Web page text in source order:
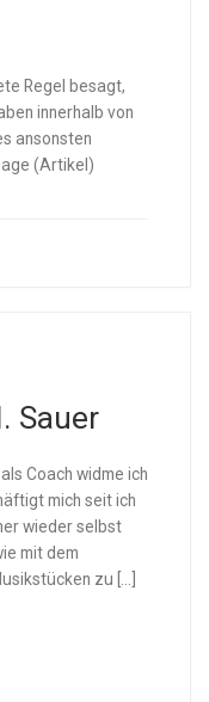
Regel besagt,
innerhalb von
ansonsten
(Artikel)
Sauer
Coach widme ich
mich seit ich
wieder selbst
mit dem
zu […]